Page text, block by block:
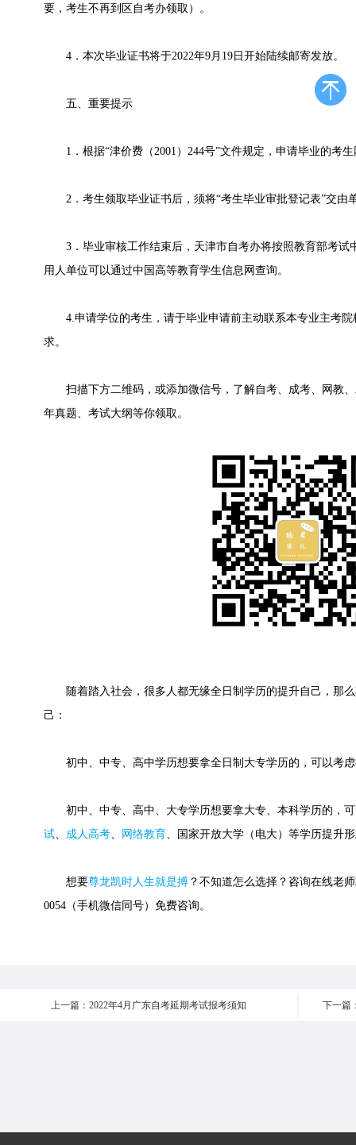
要，考生不再到区自考办领取）。
4．本次毕业证书将于2022年9月19日开始陆续邮寄发放。
五、重要提示
1．根据“津价费（2001）244号”文件规定，申请毕业的考生
2．考生领取毕业证书后，须将“考生毕业审批登记表”交由
3．毕业审核工作结束后，天津市自考办将按照教育部考试
用人单位可以通过中国高等教育学生信息网查询。
4.申请学位的考生，请于毕业申请前主动联系本专业主考院
求。
扫描下方二维码，或添加微信号，了解自考、成考、网教、
年真题、考试大纲等你领取。
随着踏入社会，很多人都无缘全日制学历的提升自己，那么
己：
初中、中专、高中学历想要拿全日制大专学历的，可以考虑
初中、中专、高中、大专学历想要拿大专、本科学历的，可
试、 成人高考、 网络教育、国家开放大学（电大）等学历提升
想要尊龙凯时人生就是搏 ？不知道怎么选择？咨询在线老
0054（手机微信同号）免费咨询。
上一篇：2022年4月广东自考延期考试报考须知